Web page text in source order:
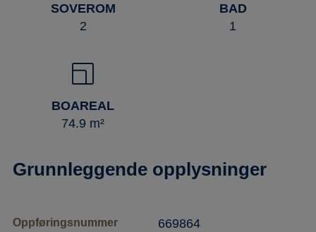
SOVEROM
2
BAD
1
BOAREAL
74.9 m²
Grunnleggende opplysninger
Oppføringsnummer 669864